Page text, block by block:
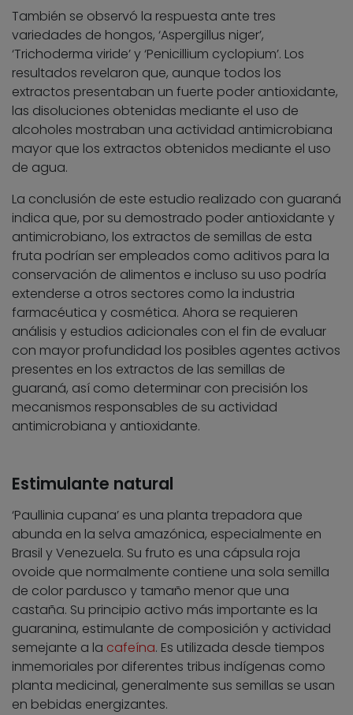
También se observó la respuesta ante tres
variedades de hongos, ‘Aspergillus niger’,
‘Trichoderma viride’ y ‘Penicillium cyclopium’. Los
resultados revelaron que, aunque todos los
extractos presentaban un fuerte poder antioxidante,
las disoluciones obtenidas mediante el uso de
alcoholes mostraban una actividad antimicrobiana
mayor que los extractos obtenidos mediante el uso
de agua.
La conclusión de este estudio realizado con guaraná
indica que, por su demostrado poder antioxidante y
antimicrobiano, los extractos de semillas de esta
fruta podrían ser empleados como aditivos para la
conservación de alimentos e incluso su uso podría
extenderse a otros sectores como la industria
farmacéutica y cosmética. Ahora se requieren
análisis y estudios adicionales con el fin de evaluar
con mayor profundidad los posibles agentes activos
presentes en los extractos de las semillas de
guaraná, así como determinar con precisión los
mecanismos responsables de su actividad
antimicrobiana y antioxidante.
Estimulante natural
‘Paullinia cupana’ es una planta trepadora que
abunda en la selva amazónica, especialmente en
Brasil y Venezuela. Su fruto es una cápsula roja
ovoide que normalmente contiene una sola semilla
de color pardusco y tamaño menor que una
castaña. Su principio activo más importante es la
guaranina, estimulante de composición y actividad
semejante a la cafeína. Es utilizada desde tiempos
inmemoriales por diferentes tribus indígenas como
planta medicinal, generalmente sus semillas se usan
en bebidas energizantes.